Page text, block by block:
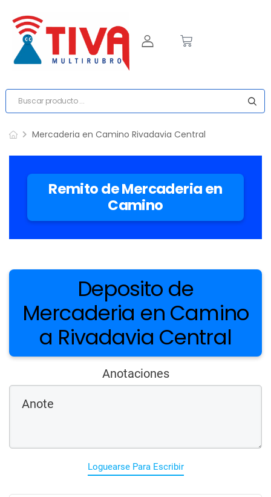
Mercaderia en Camino Rivadavia Central
Remito de Mercaderia en
Camino
Deposito de
Mercaderia en Camino
a Rivadavia Central
Anotaciones
Loguearse Para Escribir